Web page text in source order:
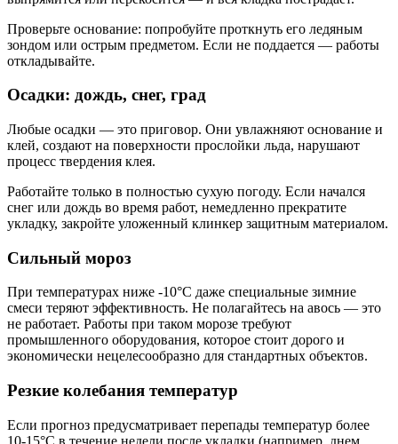
Проверьте основание: попробуйте проткнуть его ледяным
зондом или острым предметом. Если не поддается — работы
откладывайте.
Осадки: дождь, снег, град
Любые осадки — это приговор. Они увлажняют основание и
клей, создают на поверхности прослойки льда, нарушают
процесс твердения клея.
Работайте только в полностью сухую погоду. Если начался
снег или дождь во время работ, немедленно прекратите
укладку, закройте уложенный клинкер защитным материалом.
Сильный мороз
При температурах ниже -10°C даже специальные зимние
смеси теряют эффективность. Не полагайтесь на авось — это
не работает. Работы при таком морозе требуют
промышленного оборудования, которое стоит дорого и
экономически нецелесообразно для стандартных объектов.
Резкие колебания температур
Если прогноз предусматривает перепады температур более
10-15°C в течение недели после укладки (например, днем